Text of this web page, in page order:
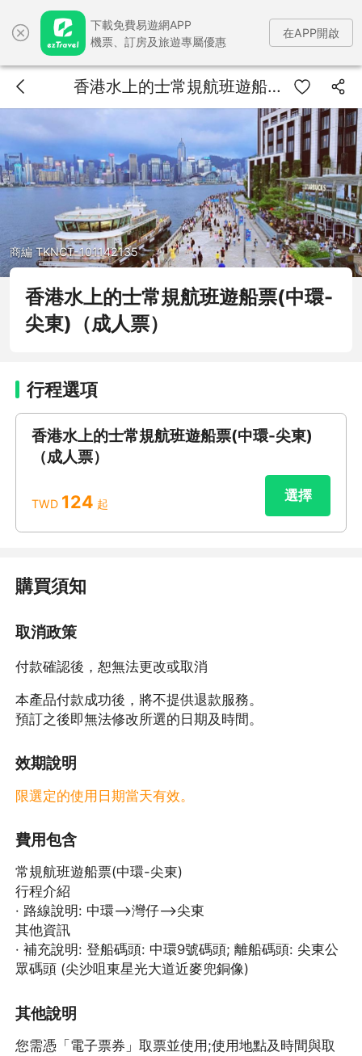
下載免費易遊網APP
機票、訂房及旅遊專屬優惠
在APP開啟
香港水上的士常規航班遊船票(中環-尖東)（成人票）
商編 TKNCT-101142135
香港水上的士常規航班遊船票(中環-
尖東)（成人票）
行程選項
香港水上的士常規航班遊船票(中環-尖東)
（成人票）
TWD 124 起
選擇
購買須知
取消政策
付款確認後，恕無法更改或取消
本產品付款成功後，將不提供退款服務。
預訂之後即無法修改所選的日期及時間。
效期說明
限選定的使用日期當天有效。
費用包含
常規航班遊船票(中環-尖東)
行程介紹
· 路線說明: 中環-->灣仔-->尖東
其他資訊
· 補充說明: 登船碼頭: 中環9號碼頭; 離船碼頭: 尖東公
眾碼頭 (尖沙咀東星光大道近麥兜銅像)
其他說明
您需憑「電子票券」取票並使用;使用地點及時間與取